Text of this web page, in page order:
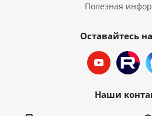
Полезная
Оставайтесь
Наши